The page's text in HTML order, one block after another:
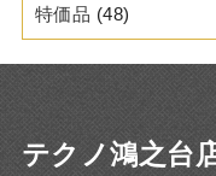
特価品 (48)
テクノ鴻之台